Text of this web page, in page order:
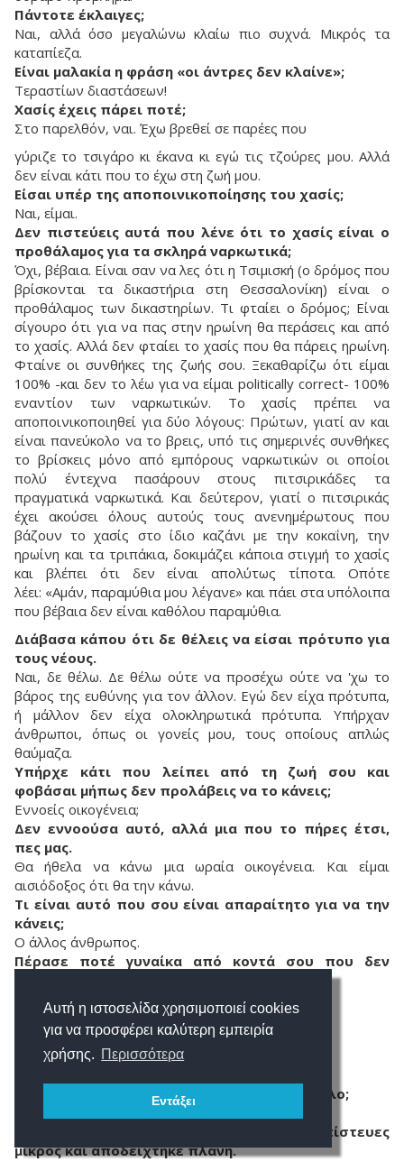
Αυτή η ιστοσελίδα χρησιμοποιεί cookies
για να προσφέρει καλύτερη εμπειρία
χρήσης. Περισσότερα
Εντάξει
Πάντοτε έκλαιγες;
Ναι, αλλά όσο μεγαλώνω κλαίω πιο συχνά. Μικρός τα
καταπίεζα.
Είναι μαλακία η φράση «οι άντρες δεν κλαίνε»;
Τεραστίων διαστάσεων!
Χασίς έχεις πάρει ποτέ;
Στο παρελθόν, ναι. Έχω βρεθεί σε παρέες που
γύριζε το τσιγάρο κι έκανα κι εγώ τις τζούρες μου. Αλλά
δεν είναι κάτι που το έχω στη ζωή μου.
Είσαι υπέρ της αποποινικοποίησης του χασίς;
Ναι, είμαι.
Δεν πιστεύεις αυτά που λένε ότι το χασίς είναι ο
προθάλαμος για τα σκληρά ναρκωτικά;
Όχι, βέβαια. Είναι σαν να λες ότι η Τσιμισκή (ο δρόμος που
βρίσκονται τα δικαστήρια στη Θεσσαλονίκη) είναι ο
προθάλαμος των δικαστηρίων. Τι φταίει ο δρόμος; Είναι
σίγουρο ότι για να πας στην ηρωίνη θα περάσεις και από
το χασίς. Αλλά δεν φταίει το χασίς που θα πάρεις ηρωίνη.
Φταίνε οι συνθήκες της ζωής σου. Ξεκαθαρίζω ότι είμαι
100% -και δεν το λέω για να είμαι politically correct- 100%
εναντίον των ναρκωτικών. Το χασίς πρέπει να
αποποινικοποιηθεί για δύο λόγους: Πρώτων, γιατί αν και
είναι πανεύκολο να το βρεις, υπό τις σημερινές συνθήκες
το βρίσκεις μόνο από εμπόρους ναρκωτικών οι οποίοι
πολύ έντεχνα πασάρουν στους πιτσιρικάδες τα
πραγματικά ναρκωτικά. Και δεύτερον, γιατί ο πιτσιρικάς
έχει ακούσει όλους αυτούς τους ανενημέρωτους που
βάζουν το χασίς στο ίδιο καζάνι με την κοκαΐνη, την
ηρωίνη και τα τριπάκια, δοκιμάζει κάποια στιγμή το χασίς
και βλέπει ότι δεν είναι απολύτως τίποτα. Οπότε
λέει: «Αμάν, παραμύθια μου λέγανε» και πάει στα υπόλοιπα
που βέβαια δεν είναι καθόλου παραμύθια.
Διάβασα κάπου ότι δε θέλεις να είσαι πρότυπο για
τους νέους.
Ναι, δε θέλω. Δε θέλω ούτε να προσέχω ούτε να 'χω το
βάρος της ευθύνης για τον άλλον. Εγώ δεν είχα πρότυπα,
ή μάλλον δεν είχα ολοκληρωτικά πρότυπα. Υπήρχαν
άνθρωποι, όπως οι γονείς μου, τους οποίους απλώς
θαύμαζα.
Υπήρχε κάτι που λείπει από τη ζωή σου και
φοβάσαι μήπως δεν προλάβεις να το κάνεις;
Εννοείς οικογένεια;
Δεν εννοούσα αυτό, αλλά μια που το πήρες έτσι,
πες μας.
Θα ήθελα να κάνω μια ωραία οικογένεια. Και είμαι
αισιόδοξος ότι θα την κάνω.
Τι είναι αυτό που σου είναι απαραίτητο για να την
κάνεις;
Ο άλλος άνθρωπος.
Πέρασε ποτέ γυναίκα από κοντά σου που δεν
Η γυναίκα που ψάχνεις πέρασε;
Αυτή μάλλον όχι, δεν πέρασε.
Πιστεύεις ότι υπάρχει;
Αν δεν υπάρχει, θα συμβιβαστείς με κάτι άλλο;
Τελευταία ερώτηση: Πες μας κάτι που πίστευες
μικρός και αποδείχτηκε πλάνη.